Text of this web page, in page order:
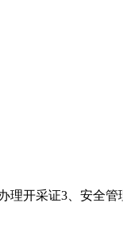
开采证3、安全